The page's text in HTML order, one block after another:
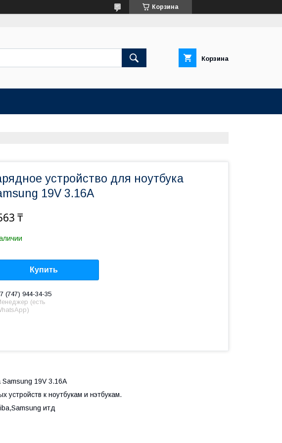
Корзина
Корзина
устройство для ноутбука
19V 3.16A
₸
Купить
(747) 944-34-35
(есть
Samsung 19V 3.16A
устройств к ноутбукам и нэтбукам.
итд